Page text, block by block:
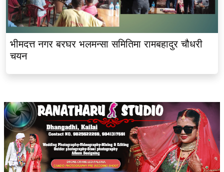
भीमदत्त नगर बरघर भलमन्सा समितिमा रामबहादुर चौधरी
चयन